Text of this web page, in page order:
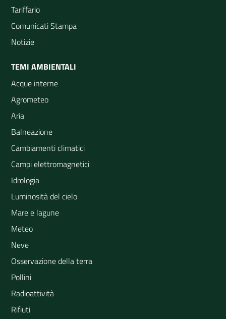
Tariffario
Comunicati Stampa
Notizie
TEMI AMBIENTALI
Acque interne
Agrometeo
Aria
Balneazione
Cambiamenti climatici
Campi elettromagnetici
Idrologia
Luminosità del cielo
Mare e lagune
Meteo
Neve
Osservazione della terra
Pollini
Radioattività
Rifiuti